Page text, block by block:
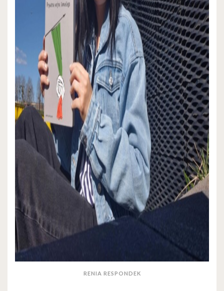
RENIA RESPONDEK